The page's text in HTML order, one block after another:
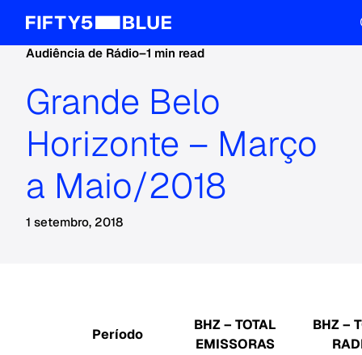
Audiência de Rádio–1 min read
Grande Belo
Horizonte – Março
a Maio/2018
1 setembro, 2018
Período
BHZ – TOTAL
EMISSORAS
BHZ –